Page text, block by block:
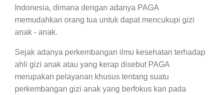
Indonesia, dimana dengan adanya PAGA
memudahkan orang tua untuk dapat mencukupi gizi
anak - anak.
Sejak adanya perkembangan ilmu kesehatan terhadap
ahli gizi anak atau yang kerap disebut PAGA
merupakan pelayanan khusus tentang suatu
perkembangan gizi anak yang berfokus kan pada